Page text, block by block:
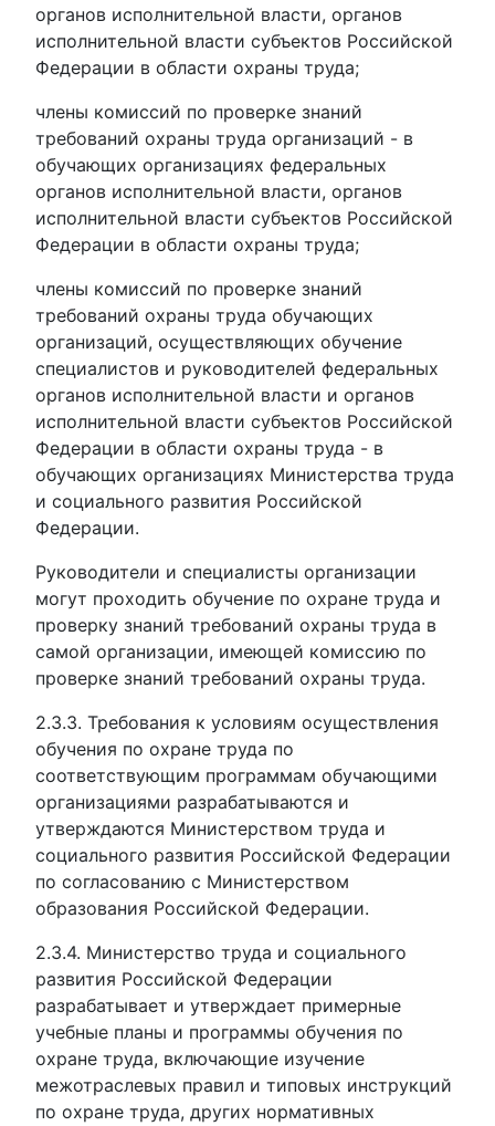
органов исполнительной власти, органов
исполнительной власти субъектов Российской
Федерации в области охраны труда;
члены комиссий по проверке знаний
требований охраны труда организаций - в
обучающих организациях федеральных
органов исполнительной власти, органов
исполнительной власти субъектов Российской
Федерации в области охраны труда;
члены комиссий по проверке знаний
требований охраны труда обучающих
организаций, осуществляющих обучение
специалистов и руководителей федеральных
органов исполнительной власти и органов
исполнительной власти субъектов Российской
Федерации в области охраны труда - в
обучающих организациях Министерства труда
и социального развития Российской
Федерации.
Руководители и специалисты организации
могут проходить обучение по охране труда и
проверку знаний требований охраны труда в
самой организации, имеющей комиссию по
проверке знаний требований охраны труда.
2.3.3. Требования к условиям осуществления
обучения по охране труда по
соответствующим программам обучающими
организациями разрабатываются и
утверждаются Министерством труда и
социального развития Российской Федерации
по согласованию с Министерством
образования Российской Федерации.
2.3.4. Министерство труда и социального
развития Российской Федерации
разрабатывает и утверждает примерные
учебные планы и программы обучения по
охране труда, включающие изучение
межотраслевых правил и типовых инструкций
по охране труда, других нормативных